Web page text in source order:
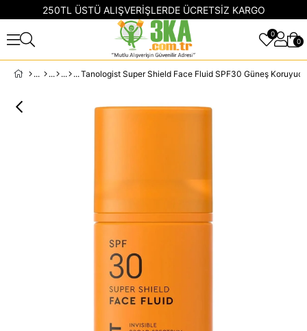
250TL ÜSTÜ ALIŞVERİŞLERDE ÜCRETSİZ KARGO
0
0